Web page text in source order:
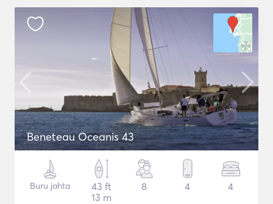
Beneteau Oceanis 43
Buru jahta
43 ft
13 m
8 4 4